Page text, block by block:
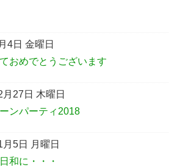
4日 金曜日
おめでとうございます
27日 木曜日
ンパーティ2018
5日 月曜日
和に・・・